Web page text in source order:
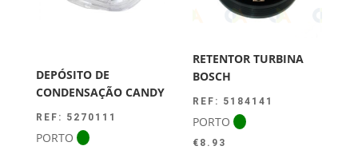
DEPÓSITO DE
CONDENSAÇÃO CANDY
REF: 5270111
PORTO
RETENTOR TURBINA
BOSCH
REF: 5184141
PORTO
€ 8.93